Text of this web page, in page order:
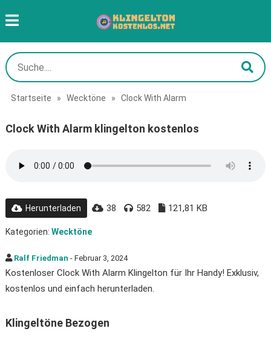
Startseite » Wecktöne » Clock With Alarm
Clock With Alarm klingelton kostenlos
Herunterladen 38 582 121,81 KB
Kategorien: Wecktöne
Ralf Friedman - Februar 3, 2024
Kostenloser Clock With Alarm Klingelton für Ihr Handy! Exklusiv,
kostenlos und einfach herunterladen.
Klingeltöne Bezogen